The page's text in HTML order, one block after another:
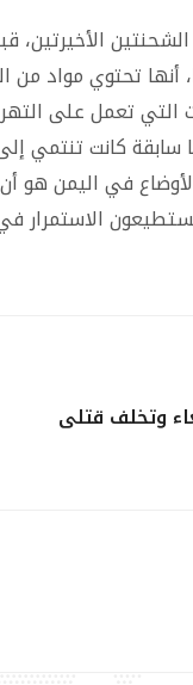
الأخيرتين،
تحتوي مواد من
التي تعمل على
سابقة كانت تنتمي
في اليمن هو
الاستمرار
وتخلف قتلى